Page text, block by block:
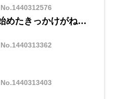
めたきっかけがね…
No.1440313403